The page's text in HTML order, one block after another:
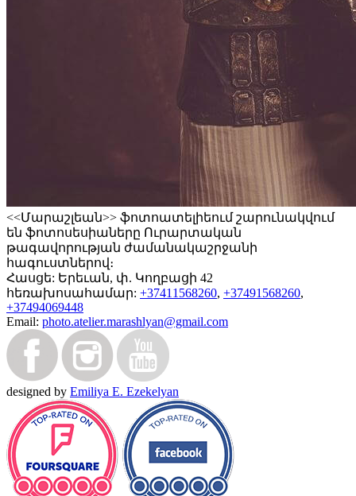
<<Մարաշլեան>> ֆոտոատելիեում շարունակվում
են ֆոտոսեսիաները Ուրարտական
թագավորության ժամանակաշրջանի
հագուստներով։
Հասցե: Երեւան, փ. Կողբացի 42
հեռախոսահամար: +37411568260, +37491568260,
+37494069448
Email: photo.atelier.marashlyan@gmail.com
designed by Emiliya E. Ezekelyan